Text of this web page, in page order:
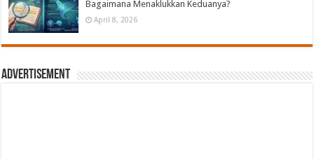
Bagaimana Menaklukkan Keduanya?
April 8, 2026
Advertisement